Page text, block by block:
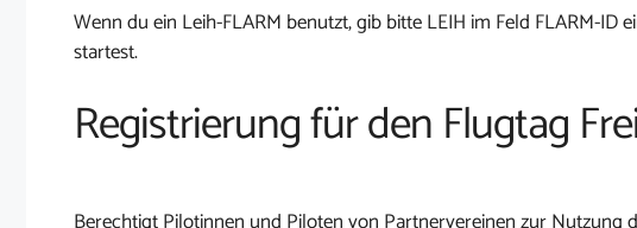
Wenn du ein Leih-FLARM benutzt, gib bitte LEIH im Feld FLARM-
startest.
Registrierung für den Flugtag